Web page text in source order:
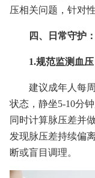
压相关问题，针对
四、日常守护
1.规范监测血
建议成年人每
状态，静坐5-10分
同时计算脉压差并
发现脉压差持续偏
断或盲目调理。